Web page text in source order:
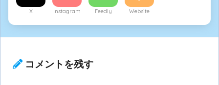
X Instagram Feedly Website
コメントを残す